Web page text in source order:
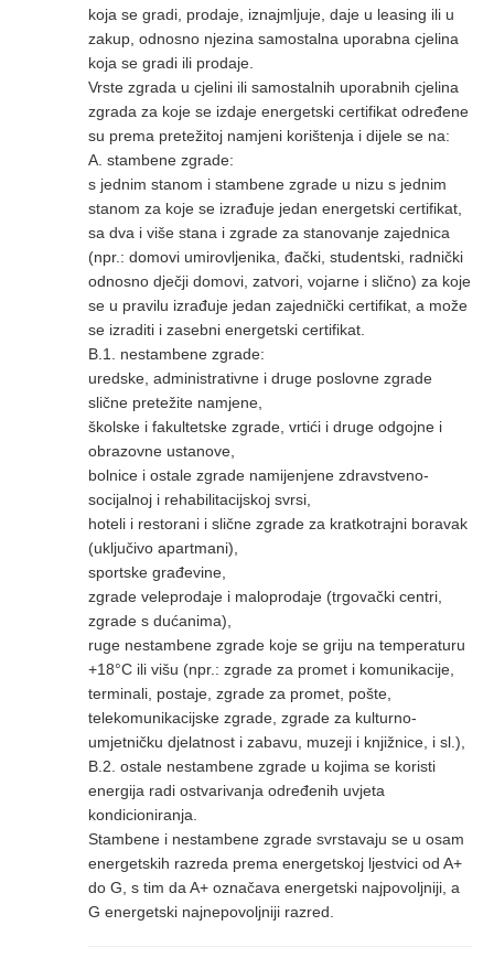
koja se gradi, prodaje, iznajmljuje, daje u leasing ili u
zakup, odnosno njezina samostalna uporabna cjelina
koja se gradi ili prodaje.
Vrste zgrada u cjelini ili samostalnih uporabnih cjelina
zgrada za koje se izdaje energetski certifikat određene
su prema pretežitoj namjeni korištenja i dijele se na:
A. stambene zgrade:
s jednim stanom i stambene zgrade u nizu s jednim
stanom za koje se izrađuje jedan energetski certifikat,
sa dva i više stana i zgrade za stanovanje zajednica
(npr.: domovi umirovljenika, đački, studentski, radnički
odnosno dječji domovi, zatvori, vojarne i slično) za koje
se u pravilu izrađuje jedan zajednički certifikat, a može
se izraditi i zasebni energetski certifikat.
B.1. nestambene zgrade:
uredske, administrativne i druge poslovne zgrade
slične pretežite namjene,
školske i fakultetske zgrade, vrtići i druge odgojne i
obrazovne ustanove,
bolnice i ostale zgrade namijenjene zdravstveno-
socijalnoj i rehabilitacijskoj svrsi,
hoteli i restorani i slične zgrade za kratkotrajni boravak
(uključivo apartmani),
sportske građevine,
zgrade veleprodaje i maloprodaje (trgovački centri,
zgrade s dućanima),
ruge nestambene zgrade koje se griju na temperaturu
+18°C ili višu (npr.: zgrade za promet i komunikacije,
terminali, postaje, zgrade za promet, pošte,
telekomunikacijske zgrade, zgrade za kulturno-
umjetničku djelatnost i zabavu, muzeji i knjižnice, i sl.),
B.2. ostale nestambene zgrade u kojima se koristi
energija radi ostvarivanja određenih uvjeta
kondicioniranja.
Stambene i nestambene zgrade svrstavaju se u osam
energetskih razreda prema energetskoj ljestvici od A+
do G, s tim da A+ označava energetski najpovoljniji, a
G energetski najnepovoljniji razred.